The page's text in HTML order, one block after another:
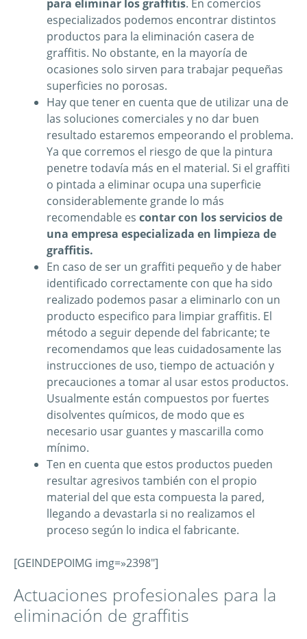
para eliminar los graffitis. En comercios
especializados podemos encontrar distintos
productos para la eliminación casera de
graffitis. No obstante, en la mayoría de
ocasiones solo sirven para trabajar pequeñas
superficies no porosas.
Hay que tener en cuenta que de utilizar una de
las soluciones comerciales y no dar buen
resultado estaremos empeorando el problema.
Ya que corremos el riesgo de que la pintura
penetre todavía más en el material. Si el graffiti
o pintada a eliminar ocupa una superficie
considerablemente grande lo más
recomendable es contar con los servicios de
una empresa especializada en limpieza de
graffitis.
En caso de ser un graffiti pequeño y de haber
identificado correctamente con que ha sido
realizado podemos pasar a eliminarlo con un
producto especifico para limpiar graffitis. El
método a seguir depende del fabricante; te
recomendamos que leas cuidadosamente las
instrucciones de uso, tiempo de actuación y
precauciones a tomar al usar estos productos.
Usualmente están compuestos por fuertes
disolventes químicos, de modo que es
necesario usar guantes y mascarilla como
mínimo.
Ten en cuenta que estos productos pueden
resultar agresivos también con el propio
material del que esta compuesta la pared,
llegando a devastarla si no realizamos el
proceso según lo indica el fabricante.
[GEINDEPOIMG img=»2398″]
Actuaciones profesionales para la
eliminación de graffitis